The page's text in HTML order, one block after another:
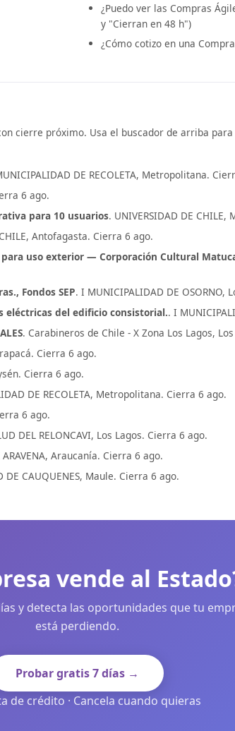
¿Puedo ver las Compras
y "Cierran en 48 h")
¿Cómo cotizo en una
cierre próximo. Usa el buscador de arriba
DE RECOLETA, Metropolitana.
6 ago.
para 10 usuarios. UNIVERSIDAD DE
Antofagasta. Cierra 6 ago.
uso exterior — Corporación Cultural
Fondos SEP. I MUNICIPALIDAD DE OSORNO,
eléctricas del edificio consistorial.. I
. Carabineros de Chile - X Zona Los Lagos,
Cierra 6 ago.
Cierra 6 ago.
DE RECOLETA, Metropolitana. Cierra 6 ago.
6 ago.
DEL RELONCAVI, Los Lagos. Cierra 6 ago.
ARAVENA, Araucanía. Cierra 6 ago.
DE CAUQUENES, Maule. Cierra 6 ago.
vende al
y detecta las oportunidades que tu
está perdiendo.
Probar gratis 7 días →
de crédito · Cancela cuando quieras